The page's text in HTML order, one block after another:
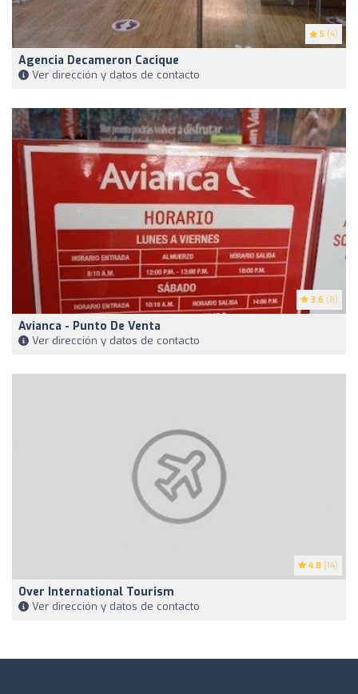
5 (4)
Agencia Decameron Cacique
Ver dirección y datos de contacto
3.6 (8)
Avianca - Punto De Venta
Ver dirección y datos de contacto
4.8 (14)
Over International Tourism
Ver dirección y datos de contacto